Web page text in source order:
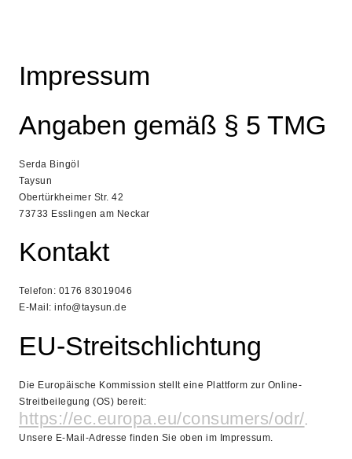
Impressum
Angaben gemäß § 5 TMG
Serda Bingöl
Taysun
Obertürkheimer Str. 42
73733 Esslingen am Neckar
Kontakt
Telefon: 0176 83019046
E-Mail: info@taysun.de
EU-Streitschlichtung
Die Europäische Kommission stellt eine Plattform zur Online-
Streitbeilegung (OS) bereit:
https://ec.europa.eu/consumers/odr/
Unsere E-Mail-Adresse finden Sie oben im Impressum.